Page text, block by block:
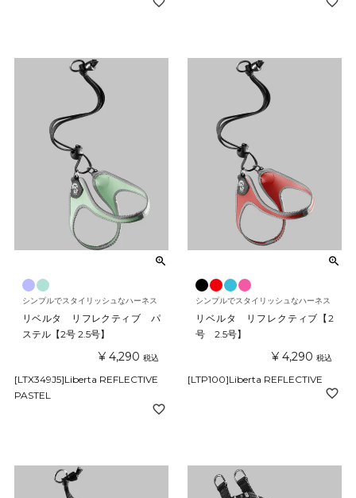
シンプルでスタイリッシュなハーネス
リベルタ リフレクティブ パ
ステル【2号 2.5号】
¥ 4,290 税込
[LTX349J5]Liberta REFLECTIVE
PASTEL
シンプルでスタイリッシュなハーネス
リベルタ リフレクティブ【2
号 2.5号】
¥ 4,290 税込
[LTP100]Liberta REFLECTIVE